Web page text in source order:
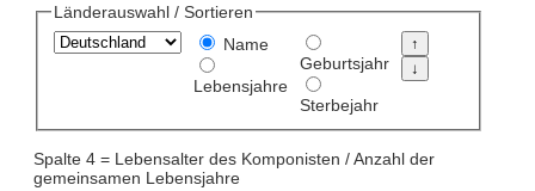
Länderauswahl / Sortieren
Name
Lebensjahre
Geburtsjahr
Sterbejahr
Spalte 4 = Lebensalter des Komponisten / Anzahl der
gemeinsamen Lebensjahre